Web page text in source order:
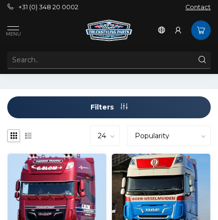
+31 (0) 348 20 0002 Contact
MENU
Filters